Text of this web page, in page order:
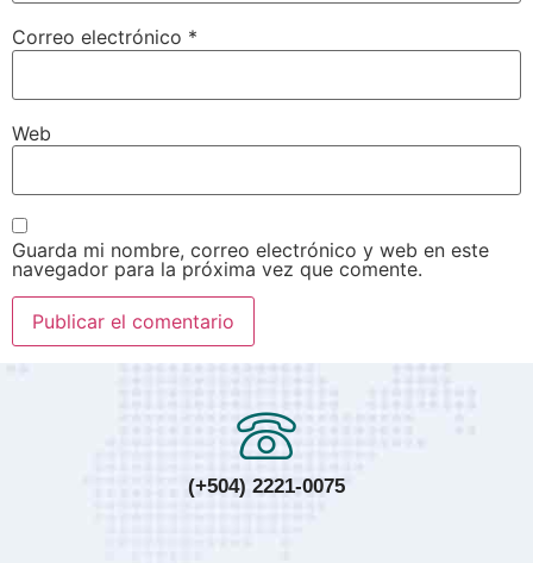
Correo electrónico *
Web
Guarda mi nombre, correo electrónico y web en este
navegador para la próxima vez que comente.
(+504) 2221-0075